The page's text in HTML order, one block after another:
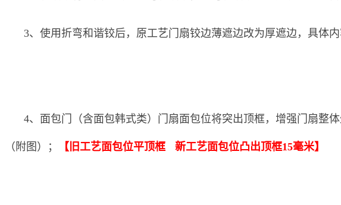
3、使用折弯和谐铰后，原工艺门扇铰边薄遮边改为厚遮边，具体内
4、面包门（含面包韩式类）门扇面包位将突出顶框，增强门扇整
（附图）； 【旧工艺面包位平顶框 新工艺面包位凸出顶框15毫米】